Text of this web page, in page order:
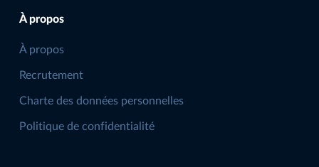
À propos
À propos
Recrutement
Charte des données personnelles
Politique de confidentialité